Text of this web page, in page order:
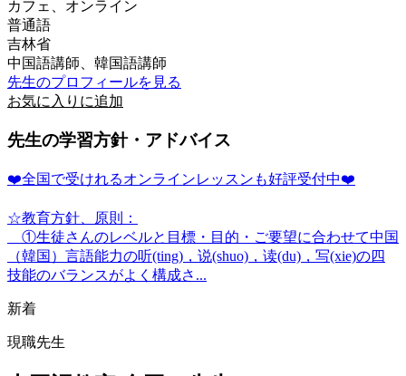
カフェ、オンライン
普通語
吉林省
中国語講師、韓国語講師
先生のプロフィールを見る
お気に入りに追加
先生の学習方針・アドバイス
❤️全国で受けれるオンラインレッスンも好評受付中❤️
☆教育方針、原則：
①生徒さんのレベルと目標・目的・ご要望に合わせて中国
（韓国）言語能力の听(ting)，说(shuo)，读(du)，写(xie)の四
技能のバランスがよく構成さ...
新着
現職先生